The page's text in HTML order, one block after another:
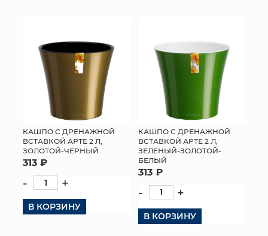
КАШПО С ДРЕНАЖНОЙ
ВСТАВКОЙ АРТЕ 2 Л,
ЗОЛОТОЙ-ЧЕРНЫЙ
313 ₽
- +
В КОРЗИНУ
КАШПО С ДРЕНАЖНОЙ
ВСТАВКОЙ АРТЕ 2 Л,
ЗЕЛЕНЫЙ-ЗОЛОТОЙ-
БЕЛЫЙ
313 ₽
- +
В КОРЗИНУ